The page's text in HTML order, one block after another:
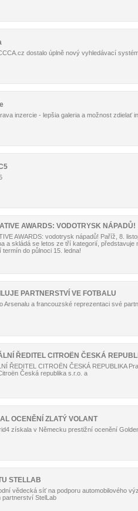
dostalo úplně nový vyhledávací
inzercie - lepšia galeria a možnost zdielať
AWARDS: VODOTRYSK NÁPADŮ!
AWARDS: vodotrysk nápadů! Paříž, 8.
a skládá se letos ze tří kategorií,
termín do půlnoci 15. ledna!
PARTNERSTVÍ VE FOTBALU
Arsenalu a francouzské reprezentaci své
ŘEDITEL CITROËN ČESKÁ
ŘEDITEL CITROËN ČESKÁ REPUBLIKA
Česká republika s.r.o. a
OCENĚNÍ ZLATÝ VOLANT
získala v Německu prestižní ocenění
STELLAB
vědecká síť na podporu automobilového
StelLab